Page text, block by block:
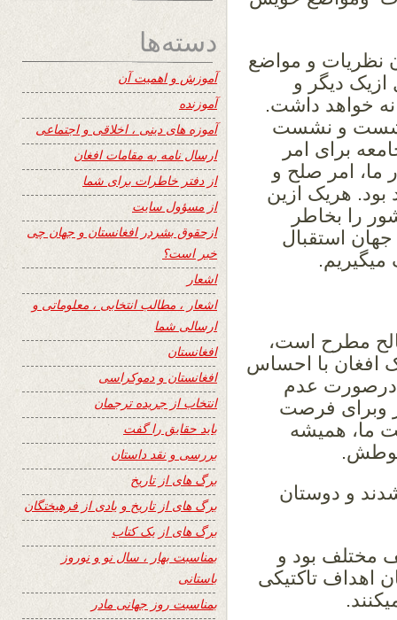
نظریات و مواضع
ازیک دیگر و
خواهد داشت.
نشست و نشست
برای امر
امر صلح و
هریک ازین
را بخاطر
استقبال
میگیریم.
مطرح است،
افغان با احساس
درصورت عدم
وبرای فرصت
ما، همیشه
و دوستان
مختلف بود و
اهداف تاکتیکی
دسته‌ها
آموزش و اهمیت آن
آموزنده
آموزه های دینی ، اخلاقی و اجتماعی
ارسال نامه به مقامات افغان
از دفتر خاطرات برای شما
از مسؤول سایت
ازحقوق بشردر افغانستان و جهان چی
خبر است؟
اشعار
اشعار ، مطالب انتخابی ، معلوماتی و
ارسالی شما
افغانستان
افغانستان و دموکراسی
انتخاب از جریده ترجمان
باید حقایق را گفت
بررسی و نقد داستان
برگ های از تاریخ
برگ های از تاریخ و یادی از فرهیختگان
برگ های از یک کتاب
بمناسبت بهار ، سال نو و نوروز
باستانی
بمناسبت روز جهانی مادر